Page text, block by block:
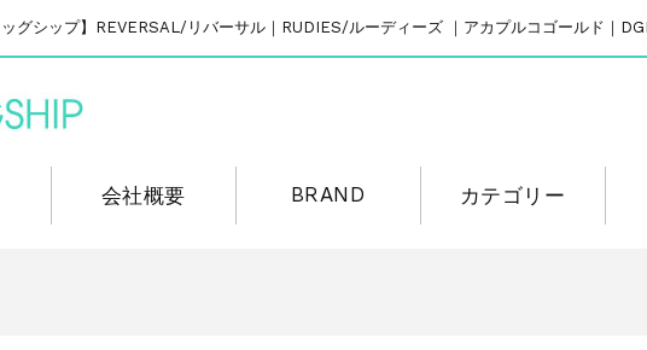
ッグシップ】REVERSAL/リバーサル｜RUDIES/ルーディーズ ｜アカプルコゴールド｜
会社概要 BRAND カテゴリー